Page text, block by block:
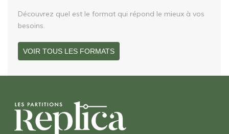
Découvrez quel est le format qui répond le mieux à vos
besoins.
VOIR TOUS LES FORMATS